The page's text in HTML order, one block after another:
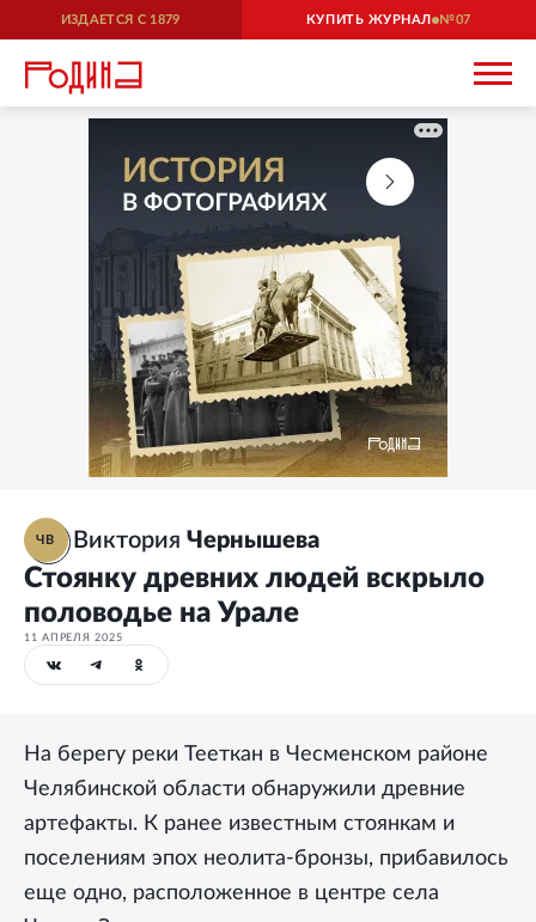
ИЗДАЕТСЯ С 1879 КУПИТЬ ЖУРНАЛ 07
ЧВ Виктория Чернышева
Стоянку древних людей вскрыло
половодье на Урале
11 АПРЕЛЯ 2025
На берегу реки Тееткан в Чесменском районе
Челябинской области обнаружили древние
артефакты. К ранее известным стоянкам и
поселениям эпох неолита-бронзы, прибавилось
еще одно, расположенное в центре села